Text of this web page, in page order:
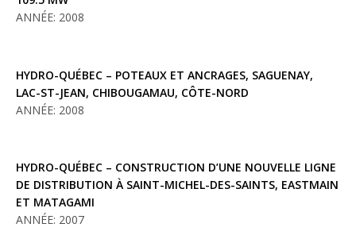
ANNÉE: 2008
HYDRO-QUÉBEC – POTEAUX ET ANCRAGES, SAGUENAY,
LAC-ST-JEAN, CHIBOUGAMAU, CÔTE-NORD
ANNÉE: 2008
HYDRO-QUÉBEC – CONSTRUCTION D’UNE NOUVELLE LIGNE
DE DISTRIBUTION À SAINT-MICHEL-DES-SAINTS, EASTMAIN
ET MATAGAMI
ANNÉE: 2007